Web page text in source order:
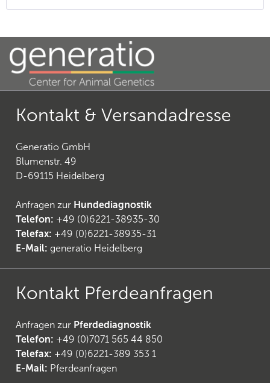
Kontakt & Versandadresse
Generatio GmbH
Blumenstr. 49
D-69115 Heidelberg
Anfragen zur Hundediagnostik
Telefon: +49 (0)6221-38935-30
Telefax: +49 (0)6221-38935-31
E-Mail: generatio Heidelberg
Kontakt Pferdeanfragen
Anfragen zur Pferdediagnostik
Telefon: +49 (0)7071 565 44 850
Telefax: +49 (0)6221-389 353 1
E-Mail: Pferdeanfragen